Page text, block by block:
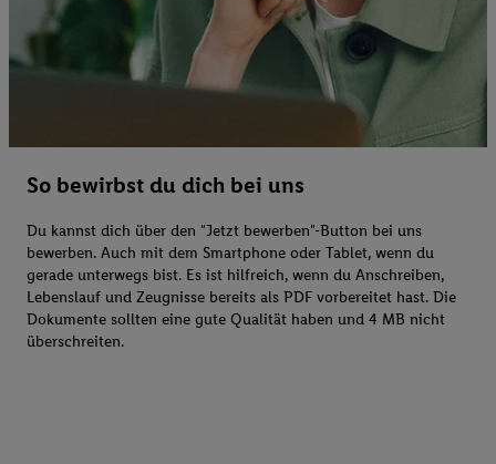
So bewirbst du dich bei uns
Du kannst dich über den "Jetzt bewerben"-Button bei uns
bewerben. Auch mit dem Smartphone oder Tablet, wenn du
gerade unterwegs bist. Es ist hilfreich, wenn du Anschreiben,
Lebenslauf und Zeugnisse bereits als PDF vorbereitet hast. Die
Dokumente sollten eine gute Qualität haben und 4 MB nicht
überschreiten.